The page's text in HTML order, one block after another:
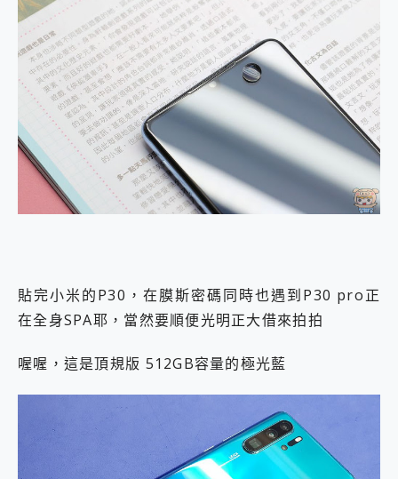
貼完小米的P30，在膜斯密碼同時也遇到P30 pro正
在全身SPA耶，當然要順便光明正大借來拍拍
喔喔，這是頂規版 512GB容量的極光藍